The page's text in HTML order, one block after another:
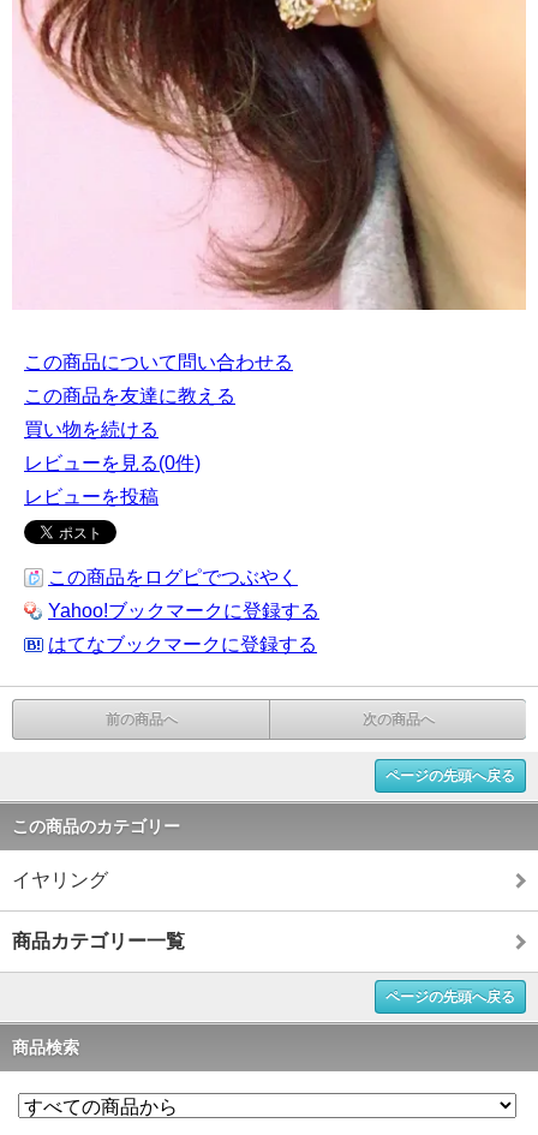
この商品について問い合わせる
この商品を友達に教える
買い物を続ける
レビューを見る(0件)
レビューを投稿
この商品をログピでつぶやく
Yahoo!ブックマークに登録する
はてなブックマークに登録する
前の商品へ 次の商品へ
ページの先頭へ戻る
この商品のカテゴリー
イヤリング
商品カテゴリー一覧
ページの先頭へ戻る
商品検索